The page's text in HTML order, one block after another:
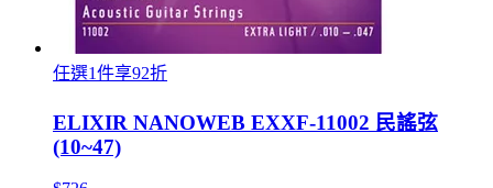
任選1件享92折
ELIXIR NANOWEB EXXF-11002 民謠弦
(10~47)